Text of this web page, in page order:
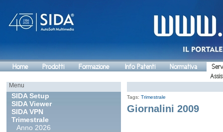
Home Prodotti Formazione Info Patenti Normativa
Menu
SIDA Setup
SIDA Viewer
SIDA VPN
Trimestrale
Anno 2026
Tags: Trimestrale
Giornalini 2009